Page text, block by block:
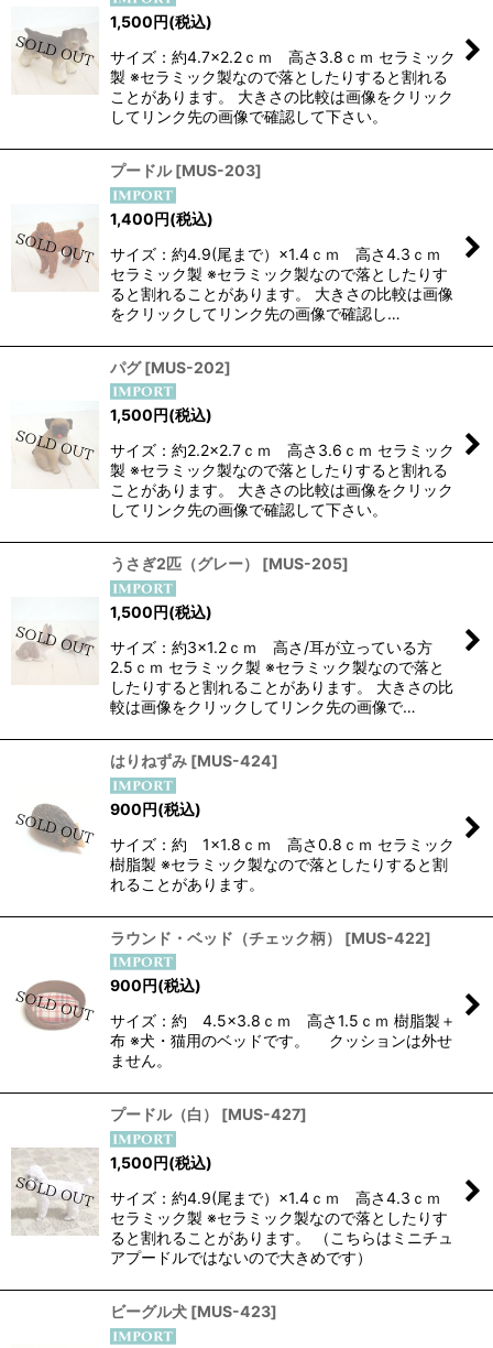
1,500円(税込)
サイズ：約4.7×2.2ｃｍ 高さ3.8ｃｍ セラミック
製 ※セラミック製なので落としたりすると割れる
ことがあります。 大きさの比較は画像をクリック
してリンク先の画像で確認して下さい。
プードル [MUS-203]
1,400円(税込)
サイズ：約4.9(尾まで）×1.4ｃｍ 高さ4.3ｃｍ
セラミック製 ※セラミック製なので落としたりす
ると割れることがあります。 大きさの比較は画像
をクリックしてリンク先の画像で確認し…
パグ [MUS-202]
1,500円(税込)
サイズ：約2.2×2.7ｃｍ 高さ3.6ｃｍ セラミック
製 ※セラミック製なので落としたりすると割れる
ことがあります。 大きさの比較は画像をクリック
してリンク先の画像で確認して下さい。
うさぎ2匹（グレー） [MUS-205]
1,500円(税込)
サイズ：約3×1.2ｃｍ 高さ/耳が立っている方
2.5ｃｍ セラミック製 ※セラミック製なので落と
したりすると割れることがあります。 大きさの比
較は画像をクリックしてリンク先の画像で…
はりねずみ [MUS-424]
900円(税込)
サイズ：約 1×1.8ｃｍ 高さ0.8ｃｍ セラミック
樹脂製 ※セラミック製なので落としたりすると割
れることがあります。
ラウンド・ベッド（チェック柄） [MUS-422]
900円(税込)
サイズ：約 4.5×3.8ｃｍ 高さ1.5ｃｍ 樹脂製＋
布 ※犬・猫用のベッドです。 クッションは外せ
ません。
プードル（白） [MUS-427]
1,500円(税込)
サイズ：約4.9(尾まで）×1.4ｃｍ 高さ4.3ｃｍ
セラミック製 ※セラミック製なので落としたりす
ると割れることがあります。 （こちらはミニチュ
アプードルではないので大きめです）
ビーグル犬 [MUS-423]